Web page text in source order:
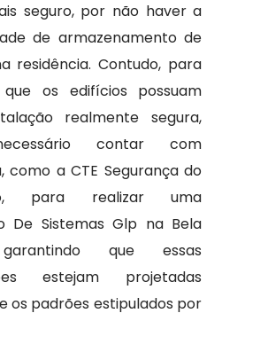
seguro, por não haver a
de armazenamento de
residência. Contudo, para
os edifícios possuam
realmente segura,
contar com
como a CTE Segurança do
para realizar uma
De Sistemas Glp na Bela
que essas
estejam projetadas
os padrões estipulados por